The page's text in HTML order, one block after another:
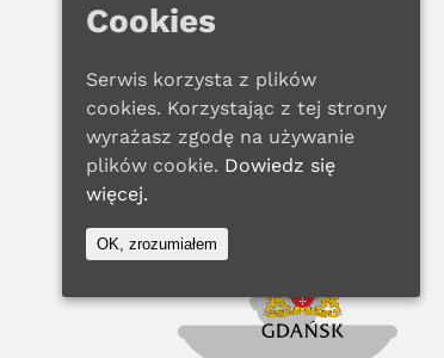
Cookies
Serwis korzysta z plików
cookies. Korzystając z tej strony
wyrażasz zgodę na używanie
plików cookie. Dowiedz się
więcej.
OK, zrozumiałem